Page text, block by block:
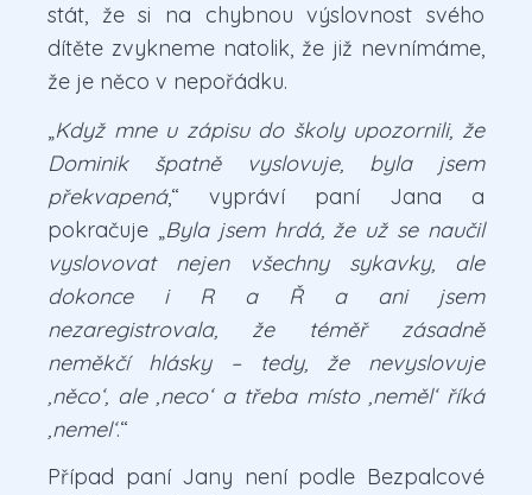
stát, že si na chybnou výslovnost svého
dítěte zvykneme natolik, že již nevnímáme,
že je něco v nepořádku.
„Když mne u zápisu do školy upozornili, že
Dominik špatně vyslovuje, byla jsem
překvapená,“ vypráví paní Jana a
pokračuje „Byla jsem hrdá, že už se naučil
vyslovovat nejen všechny sykavky, ale
dokonce i R a Ř a ani jsem
nezaregistrovala, že téměř zásadně
neměkčí hlásky – tedy, že nevyslovuje
‚něco‘, ale ‚neco‘ a třeba místo ‚neměl‘ říká
‚nemel‘.“
Případ paní Jany není podle Bezpalcové